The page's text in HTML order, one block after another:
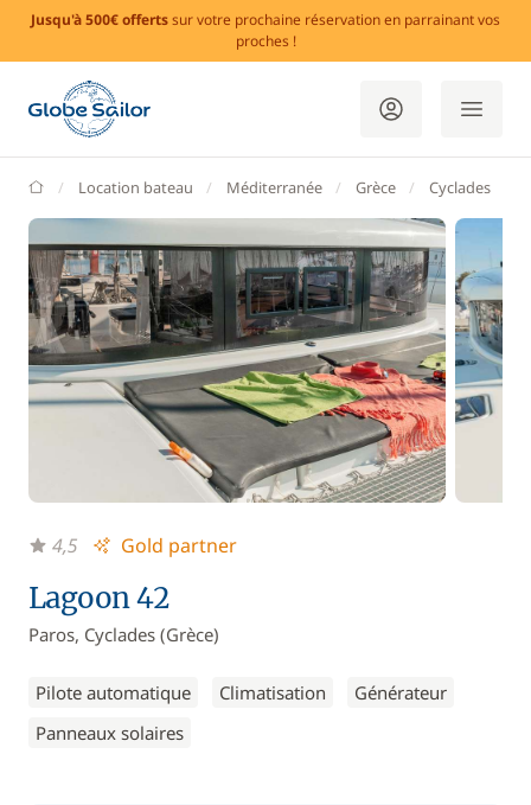
Jusqu'à 500€ offertssur votre prochaine réservation en parrainant vos
proches !
GlobeSailor
Location bateau Méditerranée Grèce Cyclades
Lagoon 42
Paros, Cyclades (Grèce)
Pilote automatique Climatisation
Générateur
Panneaux solaires
4,5 Gold partner